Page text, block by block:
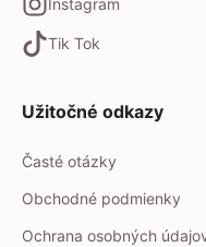
Tik Tok
Užitočné odkazy
Časté otázky
Obchodné podmienky
Ochrana osobných